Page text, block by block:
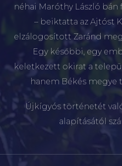
néhai Maróthy László bán
– beiktatta az Ajtóst
elzálogosított Zaránd
Egy későbbi, egy
keletkezett okirat a
hanem Békés megye
Újkígyós történetét
alapításától